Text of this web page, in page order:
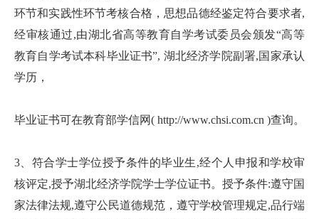
环节和实践性环节考核合格，思想品德经鉴定符合要求者,
经审核通过,由湖北省高等教育自学考试委员会颁发“高等
教育自学考试本科毕业证书”, 湖北经济学院副署,国家承认
学历，
毕业证书可在教育部学信网( http://www.chsi.com.cn )查询。
3、符合学士学位授予条件的毕业生,经个人申报和学校审
核评定,授予湖北经济学院学士学位证书。授予条件:遵守国
家法律法规,遵守公民道德规范，遵守学校管理规定,品行端